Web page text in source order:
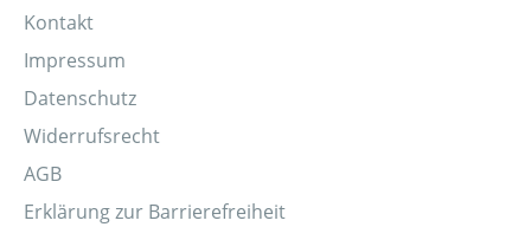
Kontakt
Impressum
Datenschutz
Widerrufsrecht
AGB
Erklärung zur Barrierefreiheit